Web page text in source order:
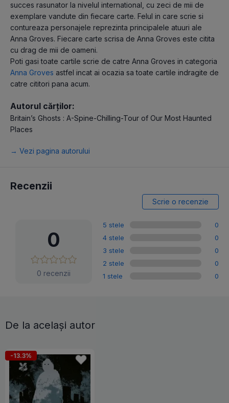
succes rasunator la nivelul international, cu zeci de mii de
exemplare vandute din fiecare carte. Felul in care scrie si
contureaza personajele reprezinta principalele atuuri ale
Anna Groves. Fiecare carte scrisa de Anna Groves este citita
cu drag de mii de oameni.
Poti gasi toate cartile scrie de catre Anna Groves in categoria
Anna Groves astfel incat ai ocazia sa toate cartile indragite de
catre cititori pana acum.
Autorul cărților:
Britain’s Ghosts : A-Spine-Chilling-Tour of Our Most Haunted
Places
→ Vezi pagina autorului
Recenzii
Scrie o recenzie
0
0 recenzii
5 stele
0
4 stele
0
3 stele
0
2 stele
0
1 stele
0
De la același autor
-13.3%